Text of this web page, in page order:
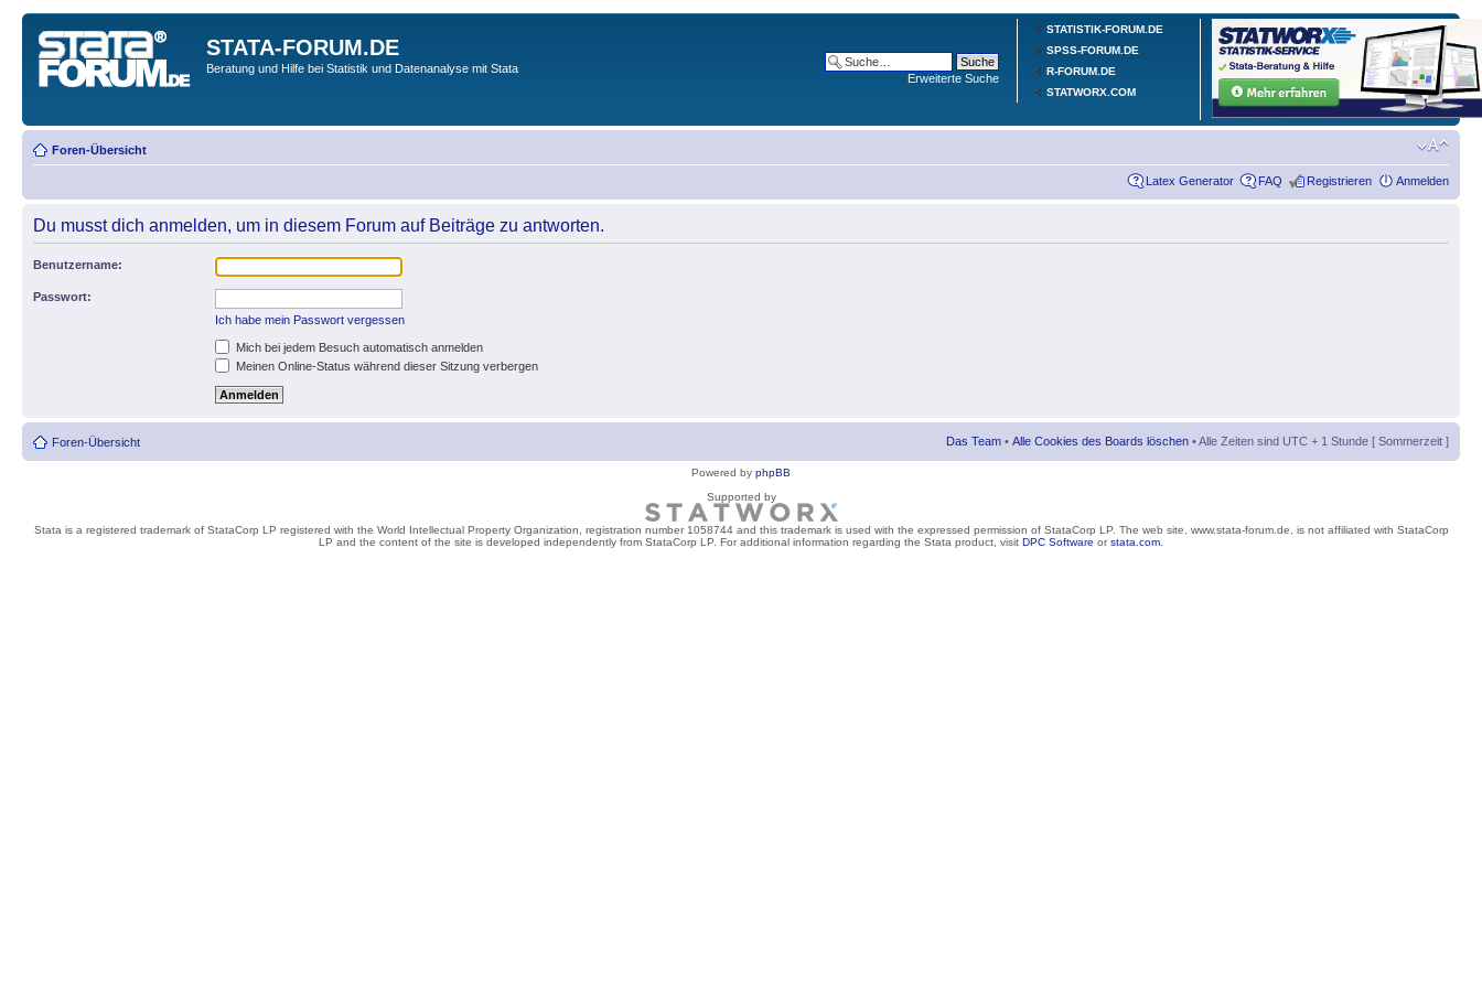
STATISTIK-FORUM.DE
SPSS-FORUM.DE
R-FORUM.DE
STATWORX.COM
STATA-FORUM.DE
Beratung und Hilfe bei Statistik und Datenanalyse mit Stata
Erweiterte Suche
Foren-Übersicht
Latex Generator FAQ Registrieren Anmelden
Du musst dich anmelden, um in diesem Forum auf Beiträge zu antworten.
Benutzername:
Passwort:
Ich habe mein Passwort vergessen
Mich bei jedem Besuch automatisch anmelden
Meinen Online-Status während dieser Sitzung verbergen
Foren-Übersicht Das Team • Alle Cookies des Boards löschen • Alle Zeiten sind UTC + 1 Stunde [ Sommerzeit ]
Powered by phpBB
Supported by
Stata is a registered trademark of StataCorp LP registered with the World Intellectual Property Organization, registration number 1058744 and this trademark is used with the expressed permission of StataCorp LP. The web site, www.stata-forum.de, is not affiliated with StataCorp
LP and the content of the site is developed independently from StataCorp LP. For additional information regarding the Stata product, visit DPC Software orstata.com